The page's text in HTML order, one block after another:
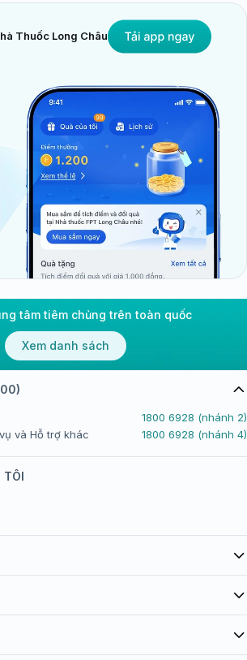
Thuốc Long Châu
tâm tiêm chủng trên toàn quốc
Xem danh sách
FPT Long Châu
1800 6928 (nhánh 2)
và Hỗ trợ khác
1800 6928 (nhánh 4)
TÔI